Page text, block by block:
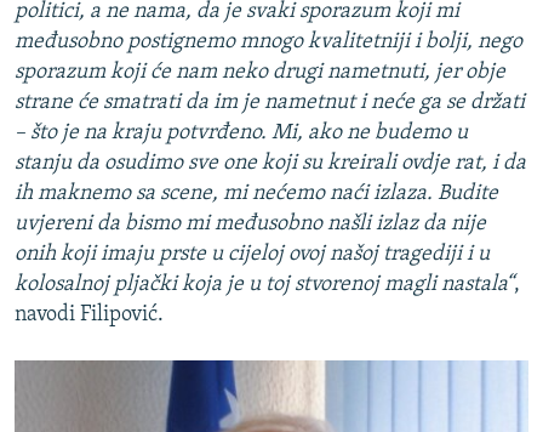
politici, a ne nama, da je svaki sporazum koji mi
međusobno postignemo mnogo kvalitetniji i bolji, nego
sporazum koji će nam neko drugi nametnuti, jer obje
strane će smatrati da im je nametnut i neće ga se držati
– što je na kraju potvrđeno. Mi, ako ne budemo u
stanju da osudimo sve one koji su kreirali ovdje rat, i da
ih maknemo sa scene, mi nećemo naći izlaza. Budite
uvjereni da bismo mi međusobno našli izlaz da nije
onih koji imaju prste u cijeloj ovoj našoj tragediji i u
kolosalnoj pljački koja je u toj stvorenoj magli nastala“,
navodi Filipović.